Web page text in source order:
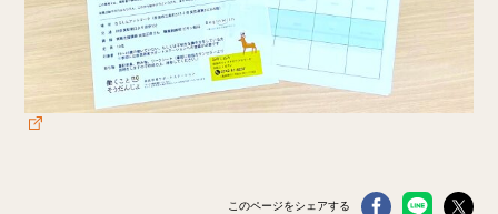
このページをシェアする